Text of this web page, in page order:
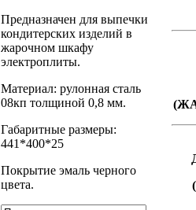
Предназначен для выпечки
кондитерских изделий в
жарочном шкафу
электроплиты.
Материал: рулонная сталь
08кп толщиной 0,8 мм.
Габаритные размеры:
441*400*25
Покрытие эмаль черного
цвета.